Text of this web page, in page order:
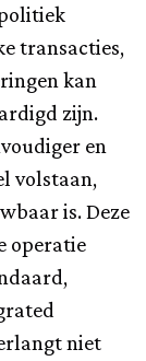
transacties,
kan
zijn.
en
volstaan,
is. Deze
operatie
niet